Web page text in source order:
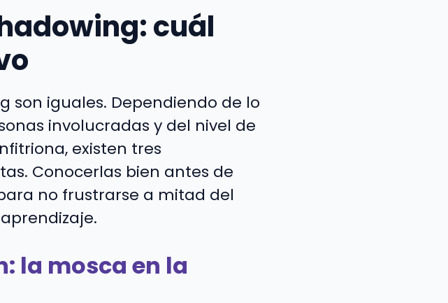
cuál
son iguales. Dependiendo de lo
involucradas y del nivel de
existen tres
Conocerlas bien antes de
no frustrarse a mitad del
la mosca en la